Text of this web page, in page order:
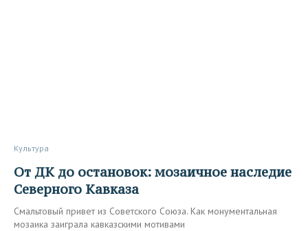
Культура
От ДК до остановок: мозаичное наследие
Северного Кавказа
Смальтовый привет из Советского Союза. Как монументальная
мозаика заиграла кавказскими мотивами